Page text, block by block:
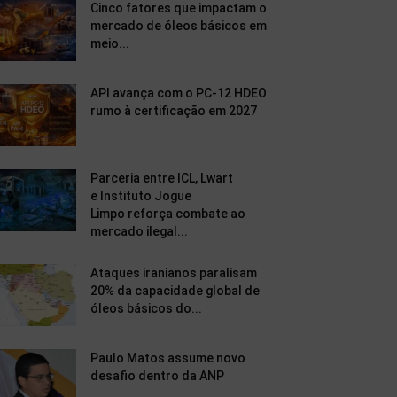
Cinco fatores que impactam o
mercado de óleos básicos em
meio...
API avança com o PC-12 HDEO
rumo à certificação em 2027
Parceria entre ICL, Lwart
e Instituto Jogue
Limpo reforça combate ao
mercado ilegal...
Ataques iranianos paralisam
20% da capacidade global de
óleos básicos do...
Paulo Matos assume novo
desafio dentro da ANP